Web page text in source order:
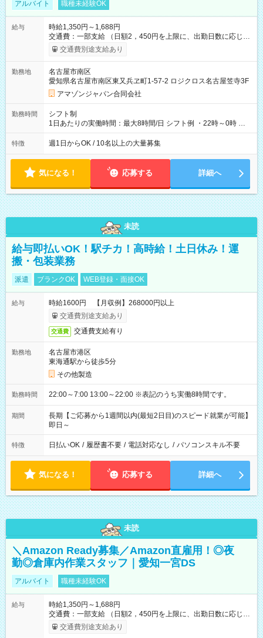
アルバイト 職種未経験OK
給与
時給1,350円～1,688円
交通費：一部支給 （日額2，450円を上限に、出勤日数に応じて
実費支給） ※22:00～翌5:00までは時給25%UP！ ■給与前払い
制度あり ※前払い額の上限あり、手数料無料（Amazon負担）
交通費別途支給あり
勤務地
名古屋市南区
愛知県名古屋市南区東又兵ヱ町1-57-2 ロジクロス名古屋笠寺3F
アマゾンジャパン合同会社
勤務時間
シフト制
1日あたりの実働時間：最大8時間/日 シフト例 ・22時～0時 入
社後、就業可能シフトをご確認の上、申請してください。
特徴 週1日からOK / 10名以上の大量募集
気になる！ 応募する 詳細へ
未読
給与即払いOK！駅チカ！高時給！土日休み！運
搬・包装業務
派遣 ブランクOK WEB登録・面接OK
給与
時給1600円 【月収例】268000円以上
交通費別途支給あり
交通費 交通費支給有り
勤務地
名古屋市港区
東海通駅から徒歩5分
その他製造
勤務時間 22:00～7:00 13:00～22:00 ※表記のうち実働8時間です。
期間
長期【ご応募から1週間以内(最短2日目)のスピード就業が可能】
即日～
特徴 日払いOK / 履歴書不要 / 電話対応なし / パソコンスキル不要
気になる！ 応募する 詳細へ
未読
＼Amazon Ready募集／Amazon直雇用！◎夜
勤◎倉庫内作業スタッフ｜愛知一宮DS
アルバイト 職種未経験OK
給与
時給1,350円～1,688円
交通費：一部支給 （日額2，450円を上限に、出勤日数に応じて
実費支給） ※22:00～翌5:00までは時給25%UP！ ■給与前払い
制度あり ※前払い額の上限あり、手数料無料（Amazon負担）
交通費別途支給あり